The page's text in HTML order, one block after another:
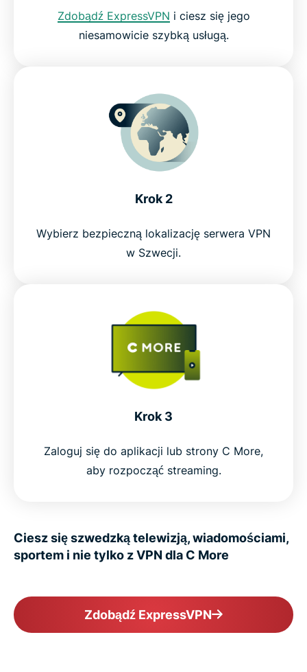
C More
Wypróbuj najlepszy VPN dla C More
Zdobądź ExpressVPN i ciesz się jego
niesamowicie szybką usługą.
Krok 2
Wybierz bezpieczną lokalizację serwera VPN
w Szwecji.
Krok 3
Zaloguj się do aplikacji lub strony C More,
aby rozpocząć streaming.
Ciesz się szwedzką telewizją, wiadomościami,
sportem i nie tylko z VPN dla C More
Zdobądź ExpressVPN